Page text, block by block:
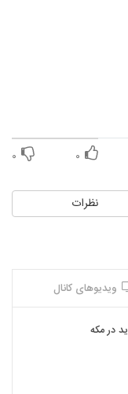
۰ ۰
نظرات
ویدیوهای کانال
در مکه